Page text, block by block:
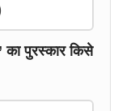
पुरस्कार किसे